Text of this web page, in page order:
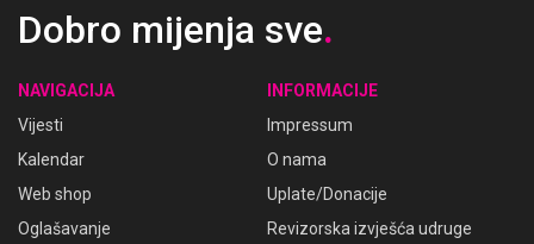
Dobro mijenja sve.
NAVIGACIJA
Vijesti
Kalendar
Web shop
Oglašavanje
INFORMACIJE
Impressum
O nama
Uplate/Donacije
Revizorska izvješća udruge